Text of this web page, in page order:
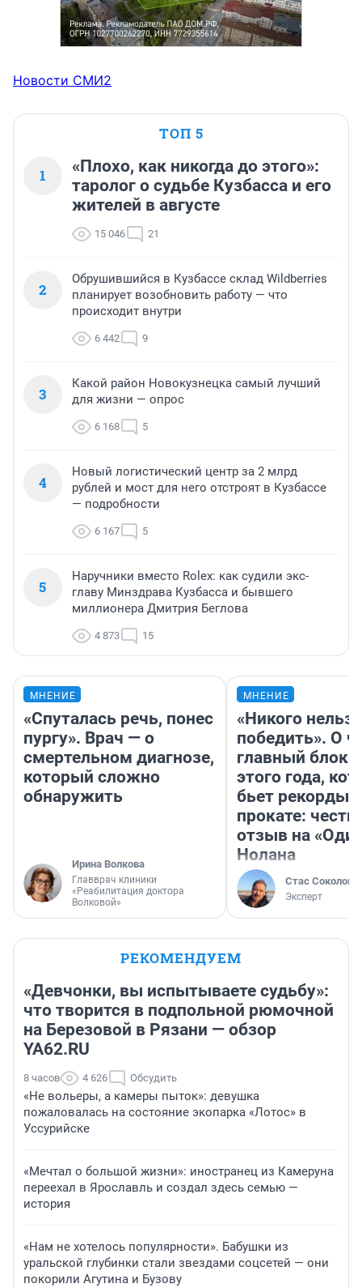
Новости СМИ2
ТОП 5
1
«Плохо, как никогда до этого»:
таролог о судьбе Кузбасса и его
жителей в августе
15 046 21
2
Обрушившийся в Кузбассе склад Wildberries
планирует возобновить работу — что
происходит внутри
6 442 9
3
Какой район Новокузнецка самый лучший
для жизни — опрос
6 168 5
4
Новый логистический центр за 2 млрд
рублей и мост для него отстроят в Кузбассе
— подробности
6 167 5
5
Наручники вместо Rolex: как судили экс-
главу Минздрава Кузбасса и бывшего
миллионера Дмитрия Беглова
4 873 15
МНЕНИЕ
«Спуталась речь, понес
пургу». Врач — о
смертельном диагнозе,
который сложно
обнаружить
Ирина Волкова
Главврач клиники
«Реабилитация доктора
Волковой»
МНЕНИЕ
«Никого нельзя
победить». О
главный
этого года,
бьет рекорды в
прокате:
отзыв на
Нолана
Стас Соколов
Эксперт
РЕКОМЕНДУЕМ
«Девчонки, вы испытываете судьбу»:
что творится в подпольной рюмочной
на Березовой в Рязани — обзор
YA62.RU
8 часов 4 626 Обсудить
«Не вольеры, а камеры пыток»: девушка
пожаловалась на состояние экопарка «Лотос» в
Уссурийске
«Мечтал о большой жизни»: иностранец из Камеруна
переехал в Ярославль и создал здесь семью —
история
«Нам не хотелось популярности». Бабушки из
уральской глубинки стали звездами соцсетей — они
покорили Агутина и Бузову